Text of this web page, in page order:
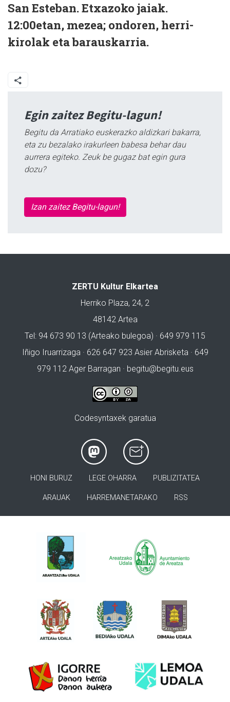
San Esteban. Etxazoko jaiak.
12:00etan, mezea; ondoren, herri-
kirolak eta barauskarria.
Egin zaitez Begitu-lagun!
Begitu da Arratiako euskerazko aldizkari bakarra,
eta zu bezalako irakurleen babesa behar dau
aurrera egiteko. Zeuk be gugaz bat egin gura
dozu?
Izan zaitez Begitu-lagun!
ZERTU Kultur Elkartea
Herriko Plaza, 24, 2
48142 Artea
Tel: 94 673 90 13 (Arteako bulegoa) · 649 979 115
Iñigo Iruarrizaga · 626 647 923 Asier Abrisketa · 649
979 112 Ager Barragan · begitu@begitu.eus
Codesyntaxek garatua
HONI BURUZ LEGE OHARRA PUBLIZITATEA
ARAUAK HARREMANETARAKO RSS